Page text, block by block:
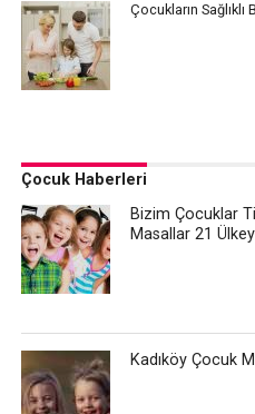
Çocukların
Çocuk Haberleri
Bizim Çocuklar
Masallar 21
Kadıköy Çocuk